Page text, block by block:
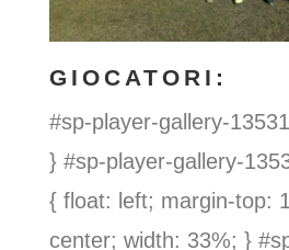
GIOCATORI:
#sp-player-gallery-
} #sp-player-gallery-
{ float: left; margin-top:
center; width: 33%; }